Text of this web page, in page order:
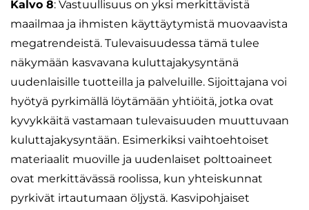
Kalvo 8: Vastuullisuus on yksi merkittävistä
maailmaa ja ihmisten käyttäytymistä muovaavista
megatrendeistä. Tulevaisuudessa tämä tulee
näkymään kasvavana kuluttajakysyntänä
uudenlaisille tuotteilla ja palveluille. Sijoittajana voi
hyötyä pyrkimällä löytämään yhtiöitä, jotka ovat
kyvykkäitä vastamaan tulevaisuuden muuttuvaan
kuluttajakysyntään. Esimerkiksi vaihtoehtoiset
materiaalit muoville ja uudenlaiset polttoaineet
ovat merkittävässä roolissa, kun yhteiskunnat
pyrkivät irtautumaan öljystä. Kasvipohjaiset